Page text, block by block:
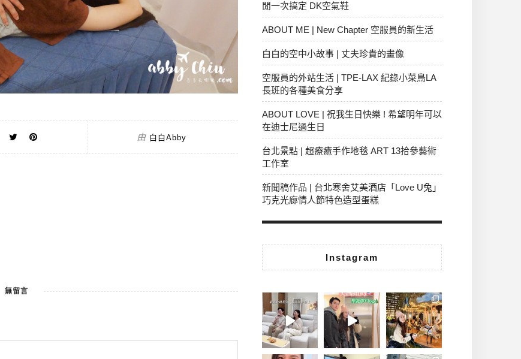
由 白白Abby
無留言
閒一次搞定 DK空氣鞋
ABOUT ME | New Chapter 空服員的新生活
白白的空中小故事 | 丈夫珍貴的畫像
空服員的外站生活 | TPE-LAX 紀錄小菜鳥LA
長班的各種美食分享
ABOUT LOVE | 祝我生日快樂 ! 希望明年可以
在迪士尼過生日
台北景點 | 超療癒手作地毯 ART 13拾參藝術
工作室
新聞稿作品 | 台北寒舍艾美酒店「Love U兔」
巧克光廊情人節特色造型蛋糕
Instagram